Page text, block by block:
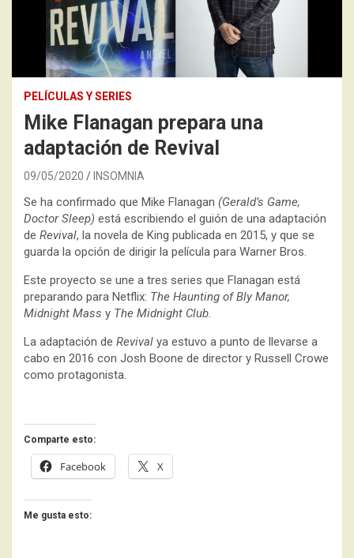
PELÍCULAS Y SERIES
Mike Flanagan prepara una
adaptación de Revival
09/05/2020 INSOMNIA
Se ha confirmado que Mike Flanagan (Gerald’s Game,
Doctor Sleep) está escribiendo el guión de una adaptación
de Revival, la novela de King publicada en 2015, y que se
guarda la opción de dirigir la película para Warner Bros.
Este proyecto se une a tres series que Flanagan está
preparando para Netflix: The Haunting of Bly Manor,
Midnight Mass y The Midnight Club.
La adaptación de Revival ya estuvo a punto de llevarse a
cabo en 2016 con Josh Boone de director y Russell Crowe
como protagonista.
Comparte esto:
Facebook X
Me gusta esto: